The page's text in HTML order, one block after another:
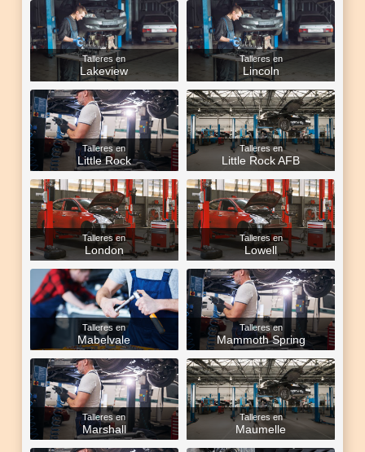
Talleres en
Lakeview
Talleres en
Lincoln
Talleres en
Little Rock
Talleres en
Little Rock AFB
Talleres en
London
Talleres en
Lowell
Talleres en
Mabelvale
Talleres en
Mammoth Spring
Talleres en
Marshall
Talleres en
Maumelle